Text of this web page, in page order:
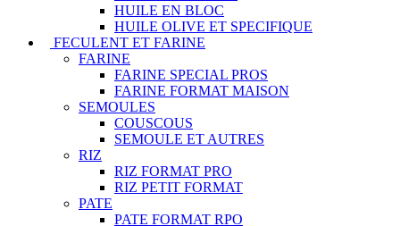
HUILE EN BLOC
HUILE OLIVE ET SPECIFIQUE
FECULENT ET FARINE
FARINE
FARINE SPECIAL PROS
FARINE FORMAT MAISON
SEMOULES
COUSCOUS
SEMOULE ET AUTRES
RIZ
RIZ FORMAT PRO
RIZ PETIT FORMAT
PATE
PATE FORMAT RPO